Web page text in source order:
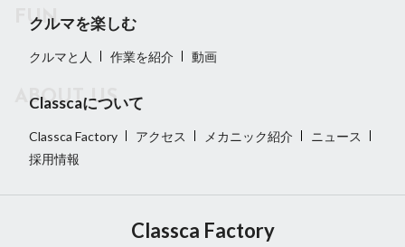
クルマを楽しむ
クルマと人 作業を紹介 動画
Classcaについて
Classca Factory アクセス メカニック紹介
ニュース
採用情報
Classca Factory